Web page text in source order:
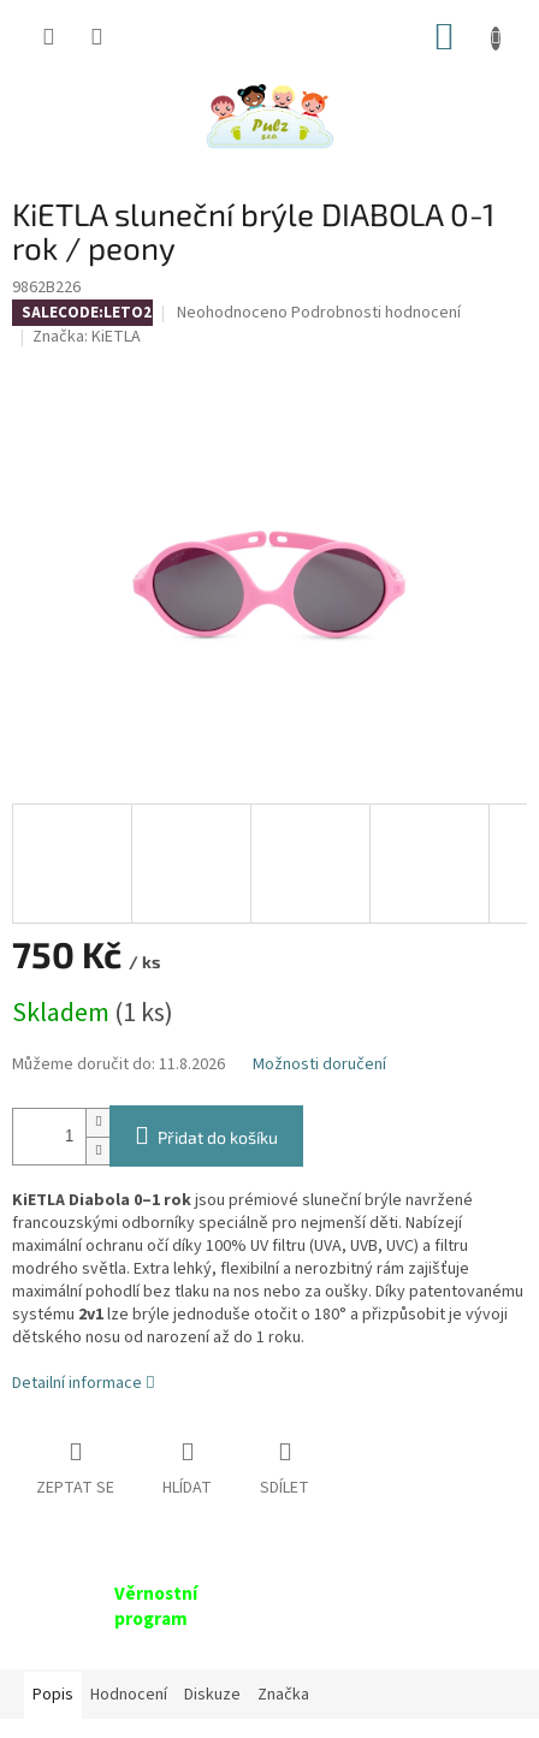
KiETLA sluneční brýle DIABOLA 0-1
rok / peony
9862B226
SALECODE:LETO26:4:%Průměrné
Neohodnoceno Podrobnosti hodnocení
Značka: KiETLA
750 Kč / ks
cena:
Skladem (1 ks)
Můžeme doručit do: 11.8.2026 Možnosti doručení
Přidat do košíku
KiETLA Diabola 0–1 rokjsou prémiové sluneční brýle navržené
francouzskými odborníky speciálně pro nejmenší děti. Nabízejí
maximální ochranu očí díky 100% UV filtru (UVA, UVB, UVC) a filtru
modrého světla. Extra lehký, flexibilní a nerozbitný rám zajišťuje
maximální pohodlí bez tlaku na nos nebo za oušky. Díky patentovanému
systému 2v1lze brýle jednoduše otočit o 180° a přizpůsobit je vývoji
dětského nosu od narození až do 1 roku.
Detailní informace
ZEPTAT SE HLÍDAT SDÍLET
Věrnostní
program
Popis Hodnocení Diskuze Značka